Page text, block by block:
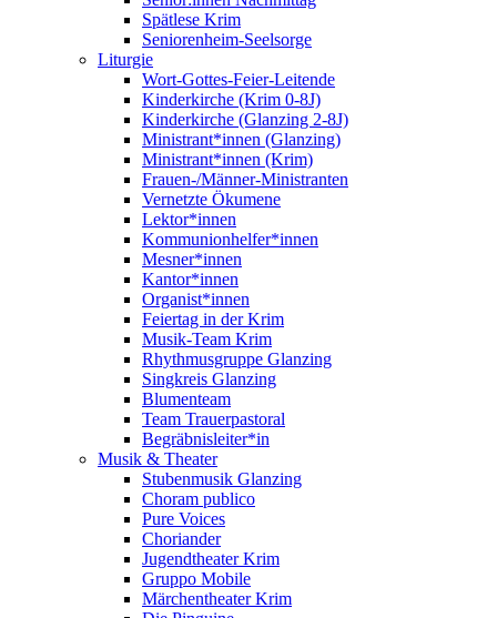
Spätlese Krim
Seniorenheim-Seelsorge
Liturgie
Wort-Gottes-Feier-Leitende
Kinderkirche (Krim 0-8J)
Kinderkirche (Glanzing 2-8J)
Ministrant*innen (Glanzing)
Ministrant*innen (Krim)
Frauen-/Männer-Ministranten
Vernetzte Ökumene
Lektor*innen
Kommunionhelfer*innen
Mesner*innen
Kantor*innen
Organist*innen
Feiertag in der Krim
Musik-Team Krim
Rhythmusgruppe Glanzing
Singkreis Glanzing
Blumenteam
Team Trauerpastoral
Begräbnisleiter*in
Musik & Theater
Stubenmusik Glanzing
Choram publico
Pure Voices
Choriander
Jugendtheater Krim
Gruppo Mobile
Märchentheater Krim